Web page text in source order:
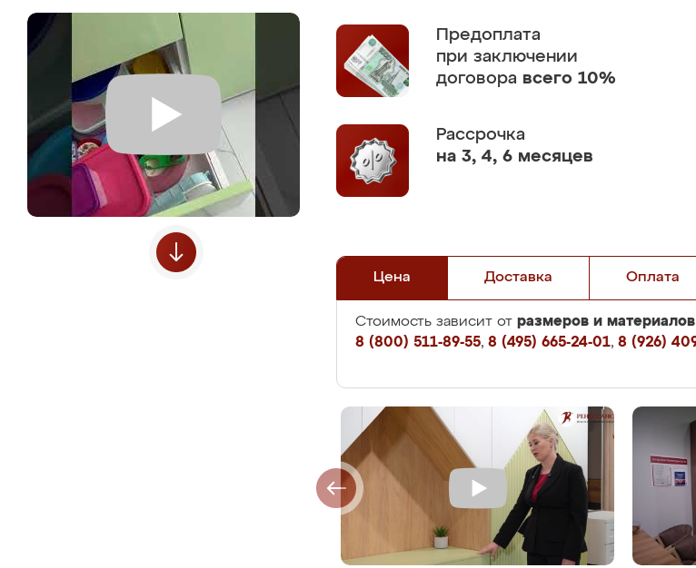
Предоплата
при заключении
договора всего 10%
Рассрочка
на 3, 4, 6 месяцев
Цена Доставка Оплата
Стоимость зависит от размеров и материалов
8 (800) 511-89-55, 8 (495) 665-24-01, 8 (926)